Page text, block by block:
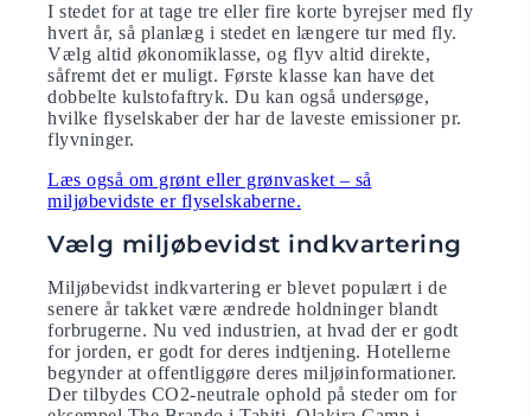
I stedet for at tage tre eller fire korte byrejser med fly
hvert år, så planlæg i stedet en længere tur med fly.
Vælg altid økonomiklasse, og flyv altid direkte,
såfremt det er muligt. Første klasse kan have det
dobbelte kulstofaftryk. Du kan også undersøge,
hvilke flyselskaber der har de laveste emissioner pr.
flyvninger.
Læs også om grønt eller grønvasket – så
miljøbevidste er flyselskaberne.
Vælg miljøbevidst indkvartering
Miljøbevidst indkvartering er blevet populært i de
senere år takket være ændrede holdninger blandt
forbrugerne. Nu ved industrien, at hvad der er godt
for jorden, er godt for deres indtjening. Hotellerne
begynder at offentliggøre deres miljøinformationer.
Der tilbydes CO2-neutrale ophold på steder om for